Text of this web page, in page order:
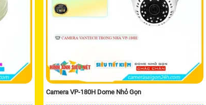
Camera VP-180H Dome Nhỏ Gọn